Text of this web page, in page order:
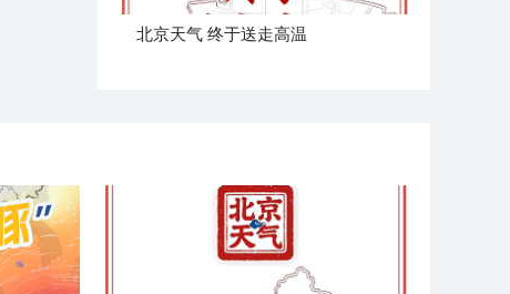
北京天气 终于送走高温